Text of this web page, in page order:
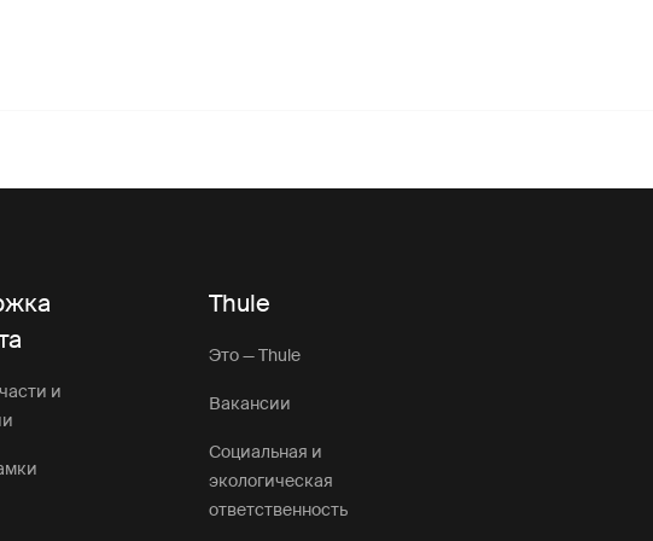
и
Thule
Это — Thule
Вакансии
Социальная и
экологическая
ответственность